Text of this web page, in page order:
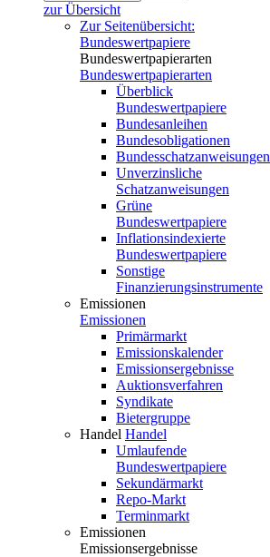
zur Übersicht
Zur Seitenübersicht:
Bundeswertpapiere
Bundeswertpapierarten
Bundeswertpapierarten
Überblick
Bundeswertpapiere
Bundesanleihen
Bundesobligationen
Bundesschatzanweisungen
Unverzinsliche
Schatzanweisungen
Grüne
Bundeswertpapiere
Inflationsindexierte
Bundeswertpapiere
Sonstige
Finanzierungsinstrumente
Emissionen
Emissionen
Primärmarkt
Emissionskalender
Emissionsergebnisse
Auktionsverfahren
Syndikate
Bietergruppe
Handel Handel
Umlaufende
Bundeswertpapiere
Sekundärmarkt
Repo-Markt
Terminmarkt
Emissionen
Emissionsergebnisse